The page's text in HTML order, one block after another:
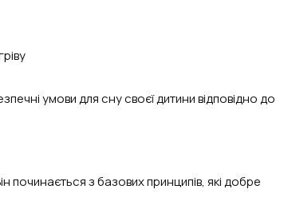
умови для сну своєї дитини відповідно до
починається з базових принципів, які добре